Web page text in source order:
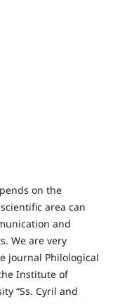
on the
area can
and
We are very
journal Philological
Institute of
“Ss. Cyril and